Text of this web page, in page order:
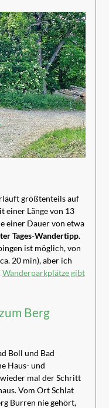
größtenteils auf
einer Länge von 13
einer Dauer von etwa
Tages-Wandertipp.
ist möglich, von
20 min), aber ich
Wanderparkplätze gibt
Berg
Boll und Bad
Haus- und
mal der Schritt
Vom Ort Schlat
Burren nie gehört,